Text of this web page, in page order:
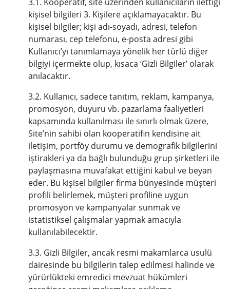
kişisel bilgileri 3. Kişilere açıklamayacaktır. Bu
kişisel bilgiler; kişi adı-soyadı, adresi, telefon
numarası, cep telefonu, e-posta adresi gibi
Kullanıcı’yı tanımlamaya yönelik her türlü diğer
bilgiyi içermekte olup, kısaca ‘Gizli Bilgiler’ olarak
anılacaktır.
3.2. Kullanıcı, sadece tanıtım, reklam, kampanya,
promosyon, duyuru vb. pazarlama faaliyetleri
kapsamında kullanılması ile sınırlı olmak üzere,
Site’nin sahibi olan kooperatifin kendisine ait
iletişim, portföy durumu ve demografik bilgilerini
iştirakleri ya da bağlı bulunduğu grup şirketleri ile
paylaşmasına muvafakat ettiğini kabul ve beyan
eder. Bu kişisel bilgiler firma bünyesinde müşteri
profili belirlemek, müşteri profiline uygun
promosyon ve kampanyalar sunmak ve
istatistiksel çalışmalar yapmak amacıyla
kullanılabilecektir.
3.3. Gizli Bilgiler, ancak resmi makamlarca usulü
dairesinde bu bilgilerin talep edilmesi halinde ve
yürürlükteki emredici mevzuat hükümleri